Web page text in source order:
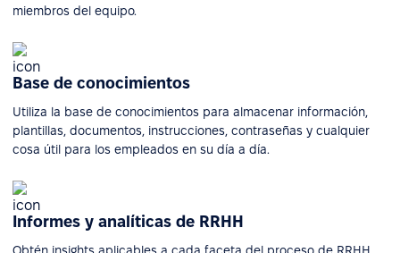
miembros del equipo.
Base de conocimientos
Utiliza la base de conocimientos para almacenar información,
plantillas, documentos, instrucciones, contraseñas y cualquier
cosa útil para los empleados en su día a día.
Informes y analíticas de RRHH
Obtén insights aplicables a cada faceta del proceso de RRHH.